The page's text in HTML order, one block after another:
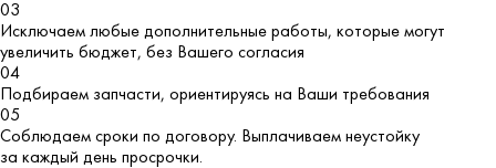
03
Исключаем любые дополнительные работы, которые могут
увеличить бюджет, без Вашего согласия
04
Подбираем запчасти, ориентируясь на Ваши требования
05
Соблюдаем сроки по договору. Выплачиваем неустойку
за каждый день просрочки.